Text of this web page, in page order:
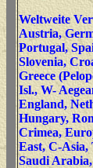
Weltweite
Austria,
Portugal,
Slovenia,
Greece
Isl., W-
England,
Hungary,
Crimea,
East, C-
Saudi